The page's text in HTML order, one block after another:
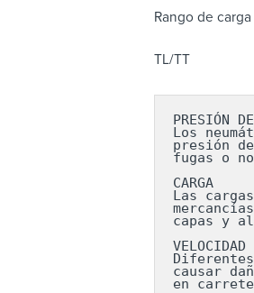
Rango de carga
TL/TT
PRESIÓN
Los
presión
fugas o
CARGA
Las
capas y
VELOCIDAD
causar
en